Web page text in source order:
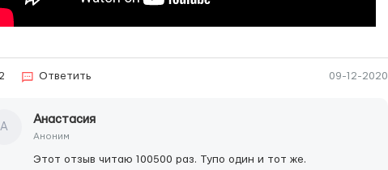
Ответить 09-12-2020
А
Анастасия
Аноним
Этот отзыв читаю 100500 раз. Тупо один и тот же.